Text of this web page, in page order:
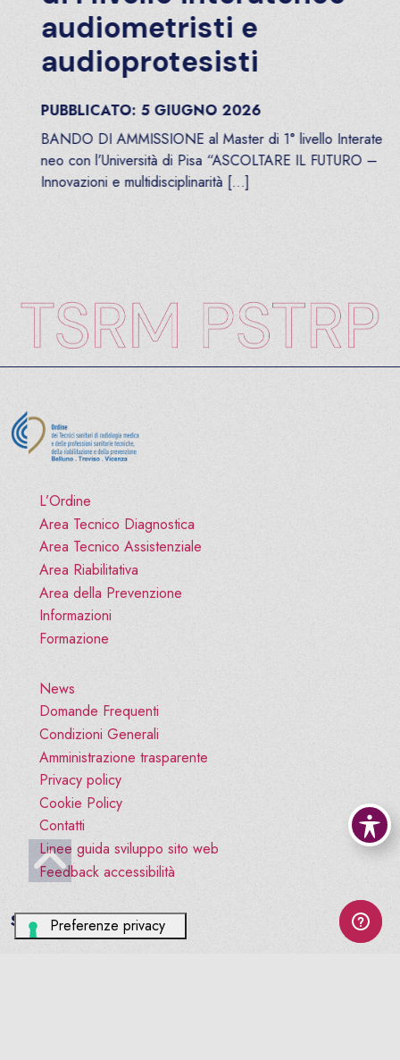
audiometristi e
audioprotesisti
PUBBLICATO:5 GIUGNO 2026
BANDO DI AMMISSIONE al Master di 1° livello Interate
neo con l’Università di Pisa “ASCOLTARE IL FUTURO –
Innovazioni e multidisciplinarità […]
L’Ordine
Area Tecnico Diagnostica
Area Tecnico Assistenziale
Area Riabilitativa
Area della Prevenzione
Informazioni
Formazione
News
Domande Frequenti
Condizioni Generali
Amministrazione trasparente
Privacy policy
Cookie Policy
Contatti
Linee guida sviluppo sito web
Feedback accessibilità
Social
Vai all'inizio pagina